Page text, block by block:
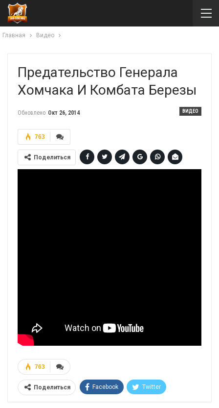
Главная Видео
Предательство Генерала
Хомчака И Комбата Березы
ВИДЕО
Обновлено Окт 26, 2014
763
Поделиться
763
Поделиться Facebook Twitter